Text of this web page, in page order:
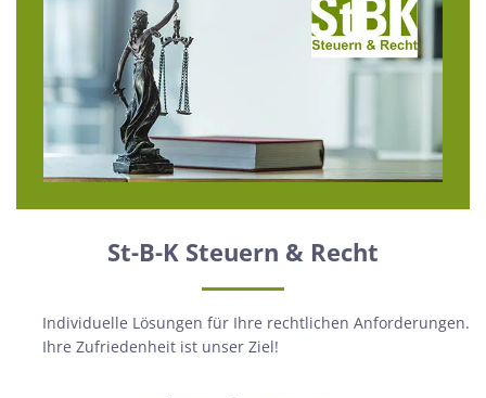
St-B-K Steuern & Recht
Individuelle Lösungen für Ihre rechtlichen Anforderungen.
Ihre Zufriedenheit ist unser Ziel!